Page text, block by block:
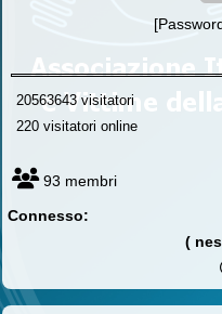
20563643 visitatori
220 visitatori online
93 membri
Connesso:
(